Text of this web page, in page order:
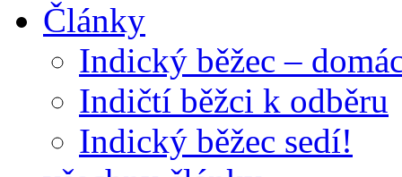
Články
Indický běžec –
Indičtí běžci k odběru
Indický běžec sedí!